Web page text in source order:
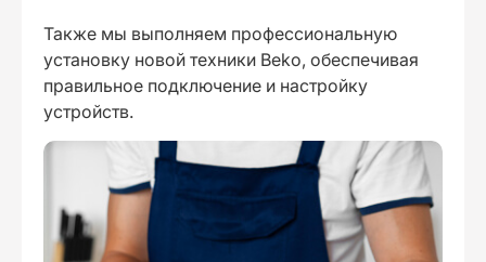
Также мы выполняем профессиональную
установку новой техники Beko, обеспечивая
правильное подключение и настройку
устройств.